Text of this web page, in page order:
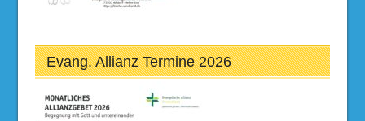
Evang. Allianz Termine 2026